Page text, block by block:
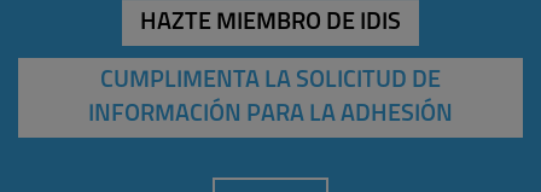
HAZTE MIEMBRO DE IDIS
CUMPLIMENTA LA SOLICITUD DE
INFORMACIÓN PARA LA ADHESIÓN